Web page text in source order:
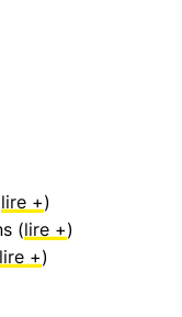
lire +)
(lire +)
lire +)